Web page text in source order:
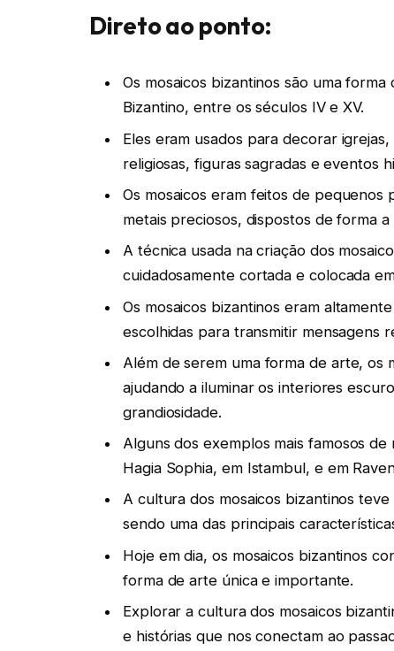
Direto ao ponto:
Os mosaicos bizantinos são uma
Bizantino, entre os séculos IV e XV.
Eles eram usados para decorar
religiosas, figuras sagradas e eventos
Os mosaicos eram feitos de
metais preciosos, dispostos de forma
A técnica usada na criação dos
cuidadosamente cortada e colocada
Os mosaicos bizantinos eram
escolhidas para transmitir mensagens
Além de serem uma forma de arte, os
ajudando a iluminar os interiores
grandiosidade.
Alguns dos exemplos mais famosos
Hagia Sophia, em Istambul, e em
A cultura dos mosaicos bizantinos
sendo uma das principais
Hoje em dia, os mosaicos bizantinos
forma de arte única e importante.
Explorar a cultura dos mosaicos
e histórias que nos conectam ao